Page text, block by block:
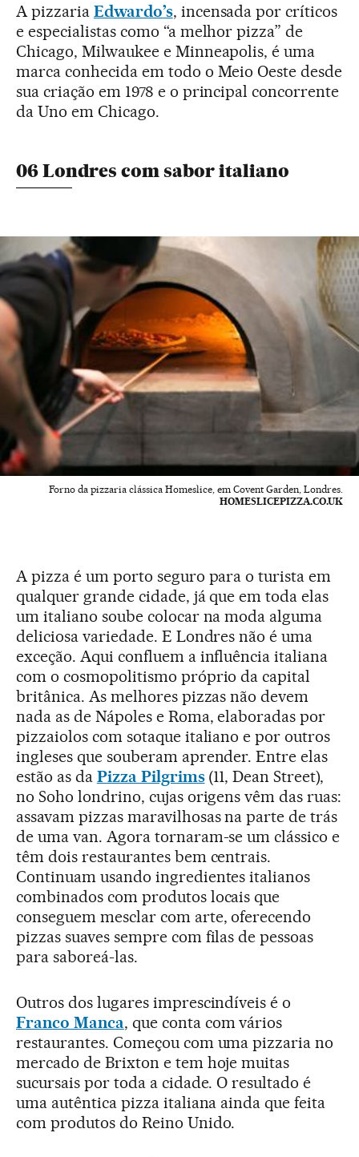
A pizzaria Edwardo’s, incensada por críticos
e especialistas como “a melhor pizza” de
Chicago, Milwaukee e Minneapolis, é uma
marca conhecida em todo o Meio Oeste desde
sua criação em 1978 e o principal concorrente
da Uno em Chicago.
06 Londres com sabor italiano
Forno da pizzaria clássica Homeslice, em Covent Garden, Londres.
HOMESLICEPIZZA.CO.UK
A pizza é um porto seguro para o turista em
qualquer grande cidade, já que em toda elas
um italiano soube colocar na moda alguma
deliciosa variedade. E Londres não é uma
exceção. Aqui confluem a influência italiana
com o cosmopolitismo próprio da capital
britânica. As melhores pizzas não devem
nada as de Nápoles e Roma, elaboradas por
pizzaiolos com sotaque italiano e por outros
ingleses que souberam aprender. Entre elas
estão as da Pizza Pilgrims(11, Dean Street),
no Soho londrino, cujas origens vêm das ruas:
assavam pizzas maravilhosas na parte de trás
de uma van. Agora tornaram-se um clássico e
têm dois restaurantes bem centrais.
Continuam usando ingredientes italianos
combinados com produtos locais que
conseguem mesclar com arte, oferecendo
pizzas suaves sempre com filas de pessoas
para saboreá-las.
Outros dos lugares imprescindíveis é o
Franco Manca, que conta com vários
restaurantes. Começou com uma pizzaria no
mercado de Brixton e tem hoje muitas
sucursais por toda a cidade. O resultado é
uma autêntica pizza italiana ainda que feita
com produtos do Reino Unido.